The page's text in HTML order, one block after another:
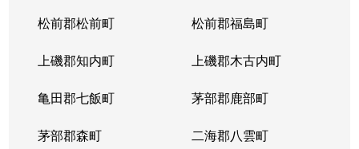
松前郡松前町 松前郡福島町
上磯郡知内町 上磯郡木古内町
亀田郡七飯町 茅部郡鹿部町
茅部郡森町 二海郡八雲町